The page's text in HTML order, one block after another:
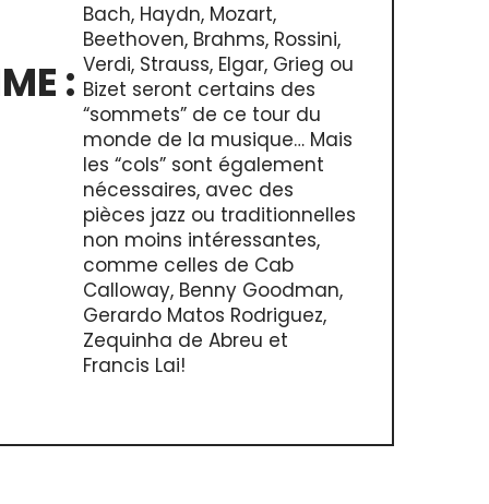
:
Bach, Haydn, Mozart,
Beethoven, Brahms, Rossini,
Verdi, Strauss, Elgar, Grieg ou
Bizet seront certains des
“sommets” de ce tour du
monde de la musique… Mais
les “cols” sont également
nécessaires, avec des
pièces jazz ou traditionnelles
non moins intéressantes,
comme celles de Cab
Calloway, Benny Goodman,
Gerardo Matos Rodriguez,
Zequinha de Abreu et
Francis Lai!